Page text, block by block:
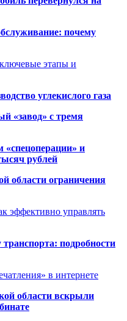
почему
этапы и
углекислого газа
«завод» с тремя
«спецоперации» и
рублей
области ограничения
эффективно управлять
подробности
в интернете
области вскрыли